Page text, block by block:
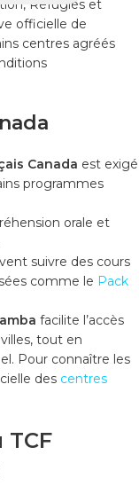
Réfugiés et
officielle de
centres agréés
Canada est exigé
programmes
orale et
suivre des cours
comme le Pack
facilite l’accès
tout en
Pour connaître les
des centres